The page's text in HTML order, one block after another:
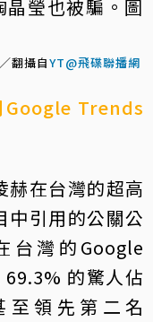
翻攝自YT@飛碟聯播網
Trends
赫在台灣的超高
中引用的公關公
台灣的Google
的驚人佔
至領先第二名